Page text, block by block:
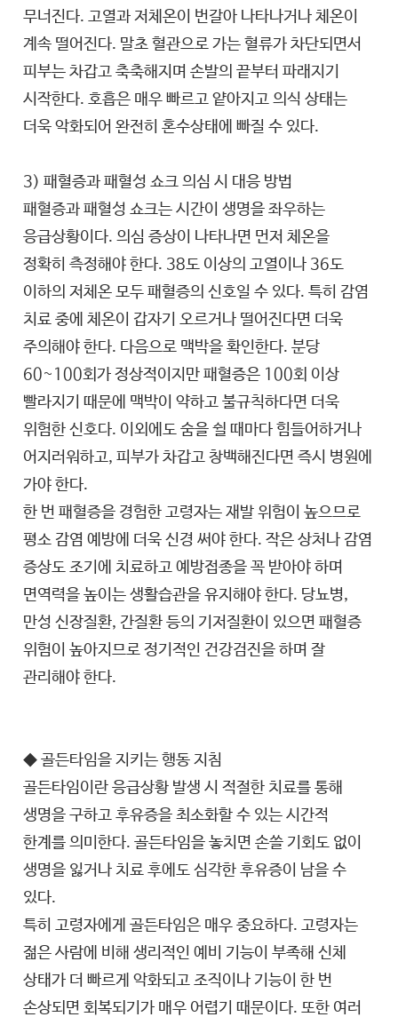
무너진다. 고열과 저체온이 번갈아 나타나거나 체온이
계속 떨어진다. 말초 혈관으로 가는 혈류가 차단되면서
피부는 차갑고 축축해지며 손발의 끝부터 파래지기
시작한다. 호흡은 매우 빠르고 얕아지고 의식 상태는
더욱 악화되어 완전히 혼수상태에 빠질 수 있다.
3) 패혈증과 패혈성 쇼크 의심 시 대응 방법
패혈증과 패혈성 쇼크는 시간이 생명을 좌우하는
응급상황이다. 의심 증상이 나타나면 먼저 체온을
정확히 측정해야 한다. 38도 이상의 고열이나 36도
이하의 저체온 모두 패혈증의 신호일 수 있다. 특히 감염
치료 중에 체온이 갑자기 오르거나 떨어진다면 더욱
주의해야 한다. 다음으로 맥박을 확인한다. 분당
60~100회가 정상적이지만 패혈증은 100회 이상
빨라지기 때문에 맥박이 약하고 불규칙하다면 더욱
위험한 신호다. 이외에도 숨을 쉴 때마다 힘들어하거나
어지러워하고, 피부가 차갑고 창백해진다면 즉시 병원에
가야 한다.
한 번 패혈증을 경험한 고령자는 재발 위험이 높으므로
평소 감염 예방에 더욱 신경 써야 한다. 작은 상처나 감염
증상도 조기에 치료하고 예방접종을 꼭 받아야 하며
면역력을 높이는 생활습관을 유지해야 한다. 당뇨병,
만성 신장질환, 간질환 등의 기저질환이 있으면 패혈증
위험이 높아지므로 정기적인 건강검진을 하며 잘
관리해야 한다.
◆ 골든타임을 지키는 행동 지침
골든타임이란 응급상황 발생 시 적절한 치료를 통해
생명을 구하고 후유증을 최소화할 수 있는 시간적
한계를 의미한다. 골든타임을 놓치면 손쓸 기회도 없이
생명을 잃거나 치료 후에도 심각한 후유증이 남을 수
있다.
특히 고령자에게 골든타임은 매우 중요하다. 고령자는
젊은 사람에 비해 생리적인 예비 기능이 부족해 신체
상태가 더 빠르게 악화되고 조직이나 기능이 한 번
손상되면 회복되기가 매우 어렵기 때문이다. 또한 여러